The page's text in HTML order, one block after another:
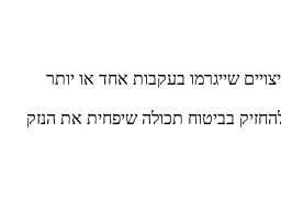
שייגרמו בעקבות אחד או יותר
בביטוח תכולה שיפחית את הנזק